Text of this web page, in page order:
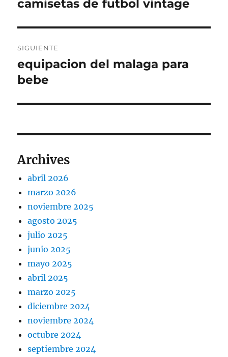
Entrada
camisetas de futbol vintage
SIGUIENTE
Entrada
siguiente:
equipacion del malaga para
bebe
Archives
abril 2026
marzo 2026
noviembre 2025
agosto 2025
julio 2025
junio 2025
mayo 2025
abril 2025
marzo 2025
diciembre 2024
noviembre 2024
octubre 2024
septiembre 2024